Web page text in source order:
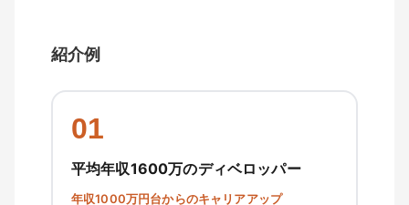
紹介例
01
平均年収1600万のディベロッパー
年収1000万円台からのキャリアアップ